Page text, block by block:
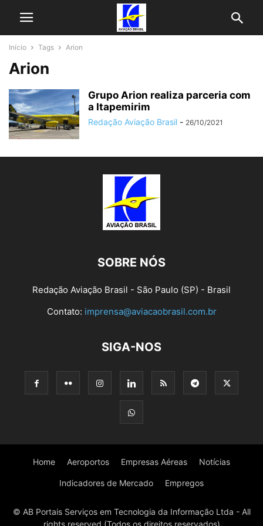
Início Tags Arion
Arion
Grupo Arion realiza parceria com
a Itapemirim
Redação Aviação Brasil - 26/10/2021
SOBRE NÓS
Redação Aviação Brasil - São Paulo (SP) - Brasil
Contato: imprensa@aviacaobrasil.com.br
SIGA-NOS
Home Aeroportos Empresas Aéreas Notícias
Indicadores de Mercado Empregos
© AB Portais Serviços em Tecnologia da Informação Ltda - All
rights reserved (Todos os direitos reservados)